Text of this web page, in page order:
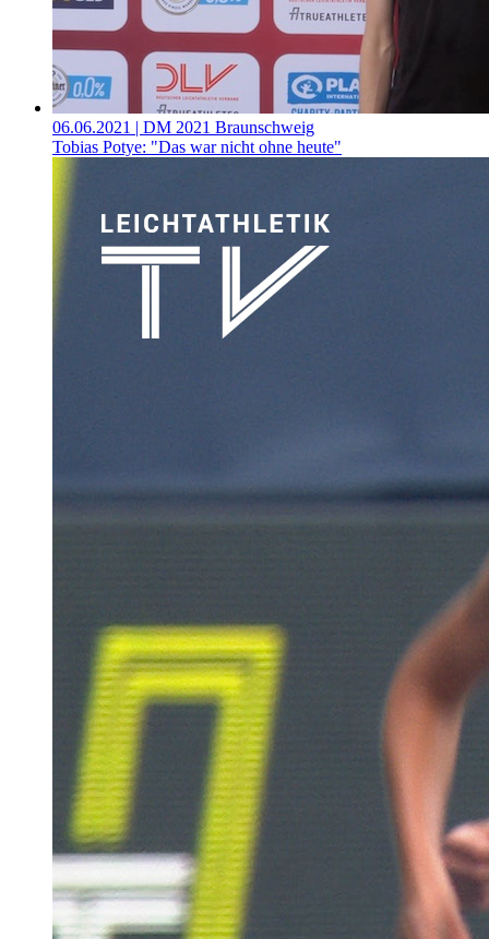
06.06.2021 | DM 2021 Braunschweig
Tobias Potye: "Das war nicht ohne heute"